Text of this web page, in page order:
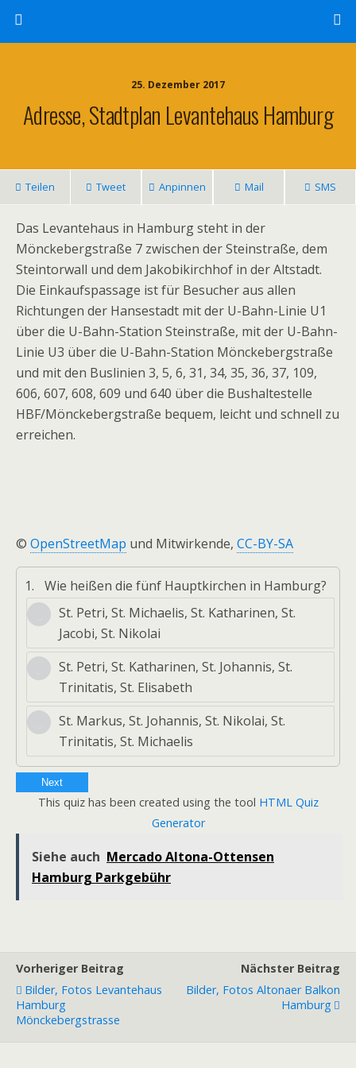
25. Dezember 2017
Adresse, Stadtplan Levantehaus Hamburg
Teilen Tweet Anpinnen Mail SMS
Das Levantehaus in Hamburg steht in der
Mönckebergstraße 7 zwischen der Steinstraße, dem
Steintorwall und dem Jakobikirchhof in der Altstadt.
Die Einkaufspassage ist für Besucher aus allen
Richtungen der Hansestadt mit der U-Bahn-Linie U1
über die U-Bahn-Station Steinstraße, mit der U-Bahn-
Linie U3 über die U-Bahn-Station Mönckebergstraße
und mit den Buslinien 3, 5, 6, 31, 34, 35, 36, 37, 109,
606, 607, 608, 609 und 640 über die Bushaltestelle
HBF/Mönckebergstraße bequem, leicht und schnell zu
erreichen.
© OpenStreetMap und Mitwirkende, CC-BY-SA
1.
Wie heißen die fünf Hauptkirchen in Hamburg?
St. Petri, St. Michaelis, St. Katharinen, St.
Jacobi, St. Nikolai
St. Petri, St. Katharinen, St. Johannis, St.
Trinitatis, St. Elisabeth
St. Markus, St. Johannis, St. Nikolai, St.
Trinitatis, St. Michaelis
Next
This quiz has been created using the tool HTML Quiz
Generator
Siehe auch Mercado Altona-Ottensen
Hamburg Parkgebühr
Vorheriger Beitrag
Bilder, Fotos Levantehaus
Hamburg
Mönckebergstrasse
Nächster Beitrag
Bilder, Fotos Altonaer Balkon
Hamburg